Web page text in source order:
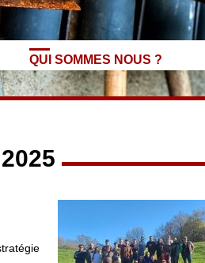
QUI SOMMES NOUS ?